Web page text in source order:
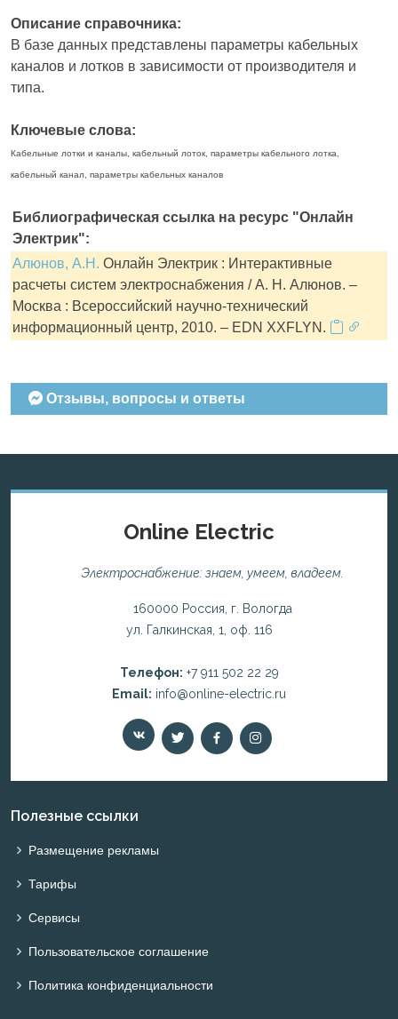
Описание справочника:
В базе данных представлены параметры кабельных
каналов и лотков в зависимости от производителя и
типа.
Ключевые слова:
Кабельные лотки и каналы, кабельный лоток, параметры кабельного лотка,
кабельный канал, параметры кабельных каналов
Библиографическая ссылка на ресурс "Онлайн
Электрик":
Алюнов, А.Н. Онлайн Электрик : Интерактивные
расчеты систем электроснабжения / А. Н. Алюнов. –
Москва : Всероссийский научно-технический
информационный центр, 2010. – EDN XXFLYN.
Отзывы, вопросы и ответы
Online Electric
Электроснабжение: знаем, умеем, владеем.
160000 Россия, г. Вологда
ул. Галкинская, 1, оф. 116
Телефон: +7 911 502 22 29
Email: info@online-electric.ru
Полезные ссылки
Размещение рекламы
Тарифы
Сервисы
Пользовательское соглашение
Политика конфиденциальности